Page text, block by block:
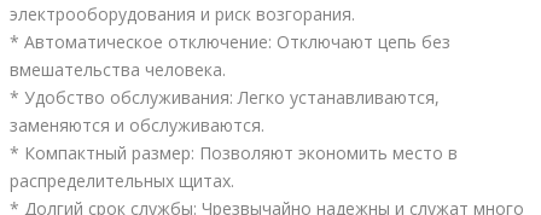
электрооборудования и риск возгорания.
* Автоматическое отключение: Отключают цепь без
вмешательства человека.
* Удобство обслуживания: Легко устанавливаются,
заменяются и обслуживаются.
* Компактный размер: Позволяют экономить место в
распределительных щитах.
* Долгий срок службы: Чрезвычайно надежны и служат много